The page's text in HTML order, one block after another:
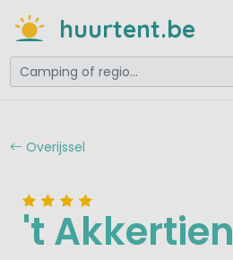
huurtent.be
Overijssel
't Akkertien